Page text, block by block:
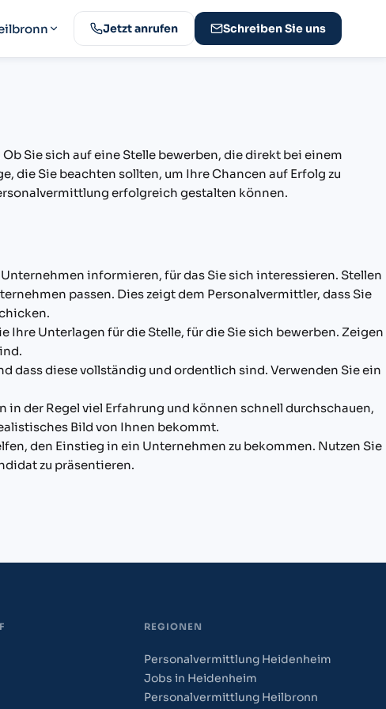
Jetzt anrufen Schreiben Sie uns
Sie sich auf eine Stelle bewerben, die direkt bei einem
die Sie beachten sollten, um Ihre Chancen auf Erfolg zu
erfolgreich gestalten können.
informieren, für das Sie sich interessieren. Stellen
passen. Dies zeigt dem Personalvermittler, dass Sie
Unterlagen für die Stelle, für die Sie sich bewerben. Zeigen
dass diese vollständig und ordentlich sind. Verwenden Sie ein
der Regel viel Erfahrung und können schnell durchschauen,
Bild von Ihnen bekommt.
den Einstieg in ein Unternehmen zu bekommen. Nutzen Sie
zu präsentieren.
REGIONEN
Personalvermittlung Heidenheim
Jobs in Heidenheim
Personalvermittlung Heilbronn